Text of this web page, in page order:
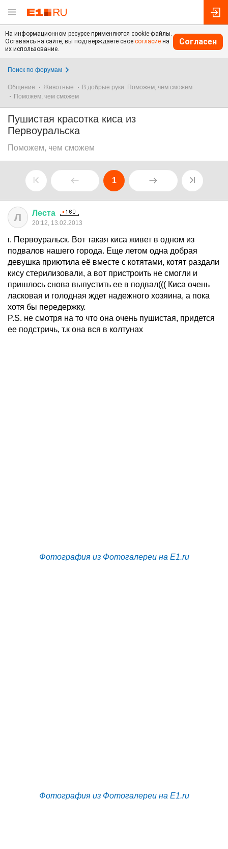
На информационном ресурсе применяются cookie-файлы.
Оставаясь на сайте, вы подтверждаете свое согласие на
их использование.
Согласен
Поиск по форумам
Общение Животные
В добрые руки. Поможем, чем сможем
Поможем, чем сможем
Пушистая красотка киса из
Первоуральска
Поможем, чем сможем
1
Л Леста
20:12, 13.02.2013
г. Первоуральск. Вот такая киса живет в одном из
подвалов нашего города. Еще летом одна добрая
девушка приютила её вместе с котятами, котят раздали
кису стерилизовали, а вот пристроить не смогли и
пришлось снова выпустить ее в подвал((( Киса очень
ласковая и голодная ждет надежного хозяина, а пока
хотя бы передержку.
P.S. не смотря на то что она очень пушистая, придется
ее подстричь, т.к она вся в колтунах
Фотография из Фотогалереи на E1.ru
Фотография из Фотогалереи на E1.ru